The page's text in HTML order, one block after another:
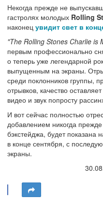
Некогда прежде не
гастролях молодых Rolling
наконец увидит свет в
"The Rolling Stones Charlie is
первым профессионально
о теперь уже легендарной
выпущенным на экраны.
среди поклонников группы,
отрывков, качество
видео и звук попросту
И вот сейчас полностью
добавлением никогда
бэкстейджа, будет показана
в конце сентября, с
экраны.